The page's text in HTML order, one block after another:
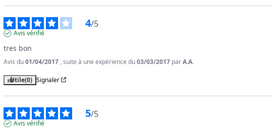
4/5
Avis vérifié
tres bon
Avis du01/04/2017 , suite à une expérience du03/03/2017 parA.A.
Utile(0) Signaler
5/5
Avis vérifié